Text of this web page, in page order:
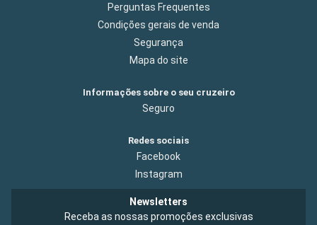
Perguntas Frequentes
Condições gerais de venda
Segurança
Mapa do site
Informações sobre o seu cruzeiro
Seguro
Redes sociais
Facebook
Instagram
Newsletters
Receba as nossas promoções exclusivas